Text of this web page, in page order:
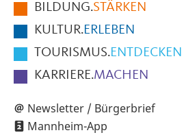
SeiteBILDUNG.STÄRKEN
KULTUR.ERLEBEN
TOURISMUS.ENTDECKEN
KARRIERE.MACHEN
Newsletter / Bürgerbrief
Mannheim-App